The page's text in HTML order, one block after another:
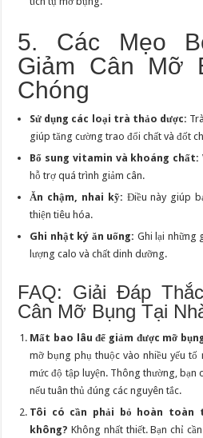
5. Các Mẹo
Giảm Cân Mỡ
Chóng
Sử dụng các loại trà thảo dược:
giúp tăng cường trao đổi chất và đốt
Bổ sung vitamin và khoáng chất:
hỗ trợ quá trình giảm cân.
Ăn chậm, nhai kỹ: Điều này giúp
thiện tiêu hóa.
Ghi nhật ký ăn uống: Ghi lại những
lượng calo và chất dinh dưỡng.
FAQ: Giải Đáp
Cân Mỡ Bụng Tại
Mất bao lâu để giảm được mỡ
mỡ bụng phụ thuộc vào nhiều yếu tố
mức độ tập luyện. Thông thường, bạn
nếu tuân thủ đúng các nguyên tắc.
Tôi có cần phải bỏ hoàn toàn
không? Không nhất thiết. Bạn chỉ